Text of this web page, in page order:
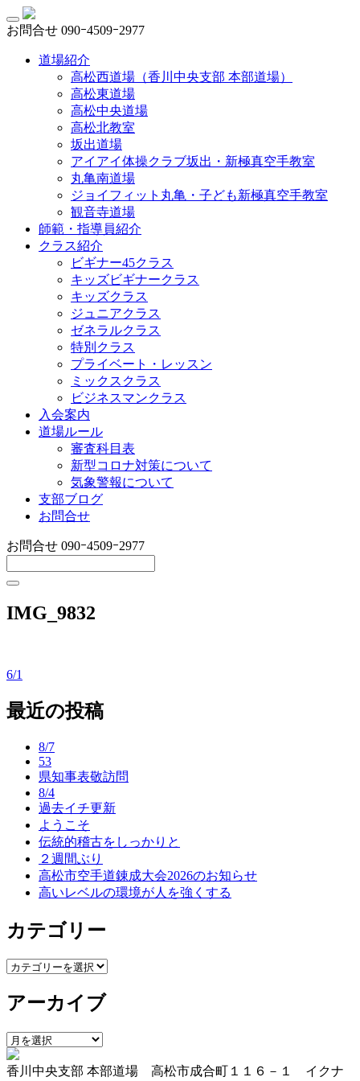
お問合せ 090ｰ4509ｰ2977
道場紹介
高松西道場（香川中央支部 本部道場）
高松東道場
高松中央道場
高松北教室
坂出道場
アイアイ体操クラブ坂出・新極真空手教室
丸亀南道場
ジョイフィット丸亀・子ども新極真空手教室
観音寺道場
師範・指導員紹介
クラス紹介
ビギナー45クラス
キッズビギナークラス
キッズクラス
ジュニアクラス
ゼネラルクラス
特別クラス
プライベート・レッスン
ミックスクラス
ビジネスマンクラス
入会案内
道場ルール
審査科目表
新型コロナ対策について
気象警報について
支部ブログ
お問合せ
お問合せ 090ｰ4509ｰ2977
IMG_9832
投
稿
6/1
最近の投稿
8/7
53
県知事表敬訪問
8/4
過去イチ更新
ようこそ
伝統的稽古をしっかりと
２週間ぶり
高松市空手道錬成大会2026のお知らせ
高いレベルの環境が人を強くする
カテゴリー
カ
ゴ
ー
アーカイブ
ア
ー
カ
香川中央支部 本部道場 高松市成合町１１６－１ イクナ